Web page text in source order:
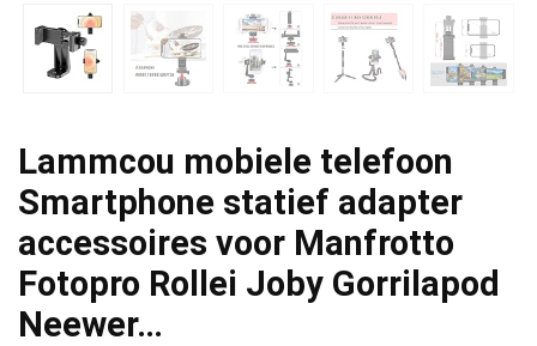
Lammcou mobiele telefoon
Smartphone statief adapter
accessoires voor Manfrotto
Fotopro Rollei Joby Gorrilapod
Neewer…